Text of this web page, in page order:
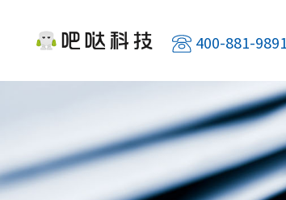
400-881-9891